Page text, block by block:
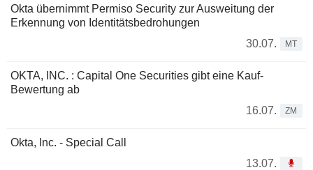
Okta übernimmt Permiso Security zur Ausweitung der
Erkennung von Identitätsbedrohungen
30.07.
MT
OKTA, INC. : Capital One Securities gibt eine Kauf-
Bewertung ab
16.07.
ZM
Okta, Inc. - Special Call
13.07.